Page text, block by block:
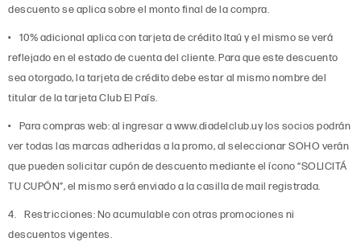
descuento se aplica sobre el monto final de la compra.
• 10% adicional aplica con tarjeta de crédito Itaú y el mismo se verá
reflejado en el estado de cuenta del cliente. Para que este descuento
sea otorgado, la tarjeta de crédito debe estar al mismo nombre del
titular de la tarjeta Club El País.
• Para compras web: al ingresar a www.diadelclub.uy los socios podrán
ver todas las marcas adheridas a la promo, al seleccionar SOHO verán
que pueden solicitar cupón de descuento mediante el ícono “SOLICITÁ
TU CUPÓN”, el mismo será enviado a la casilla de mail registrada.
4. Restricciones: No acumulable con otras promociones ni
descuentos vigentes.